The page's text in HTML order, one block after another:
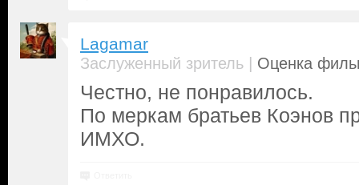
Lagamar
Заслуженный зритель | Оценка
Честно, не понравилось.
По меркам братьев Коэнов
ИМХО.